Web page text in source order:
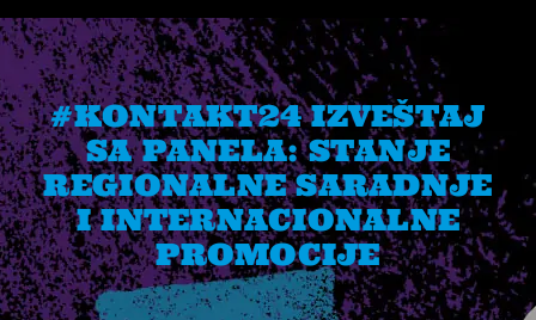
Skip
to
content
#KONTAKT24 IZVEŠTAJ
SA PANELA: STANJE
REGIONALNE SARADNJE
I INTERNACIONALNE
PROMOCIJE